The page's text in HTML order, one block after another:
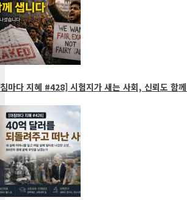
마다 지혜 #428] 시험지가 새는 사회, 신뢰도 함께